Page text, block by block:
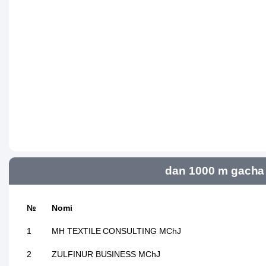
dan 1000 m
№ Nomi
1 MH TEXTILE CONSULTING MChJ
2 ZULFINUR BUSINESS MChJ